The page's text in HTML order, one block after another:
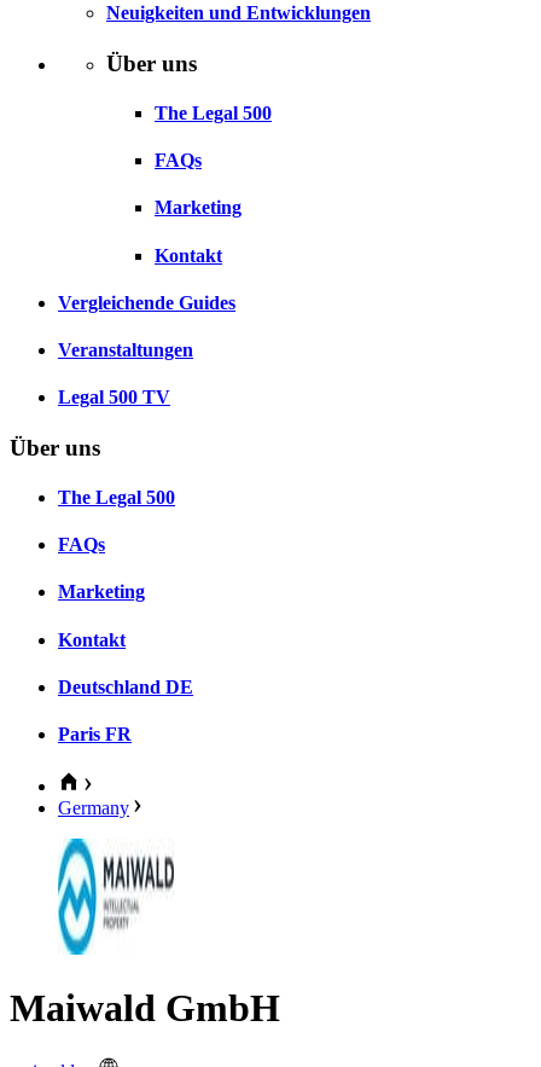
Neuigkeiten und Entwicklungen
Über uns
The Legal 500
FAQs
Marketing
Kontakt
Vergleichende Guides
Veranstaltungen
Legal 500 TV
Über uns
The Legal 500
FAQs
Marketing
Kontakt
Deutschland DE
Paris FR
Germany
Maiwald GmbH